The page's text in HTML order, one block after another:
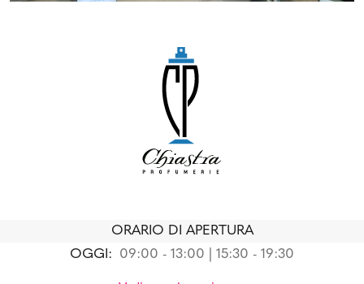
ORARIO DI APERTURA
OGGI:
09:00 - 13:00 | 15:30 - 19:30